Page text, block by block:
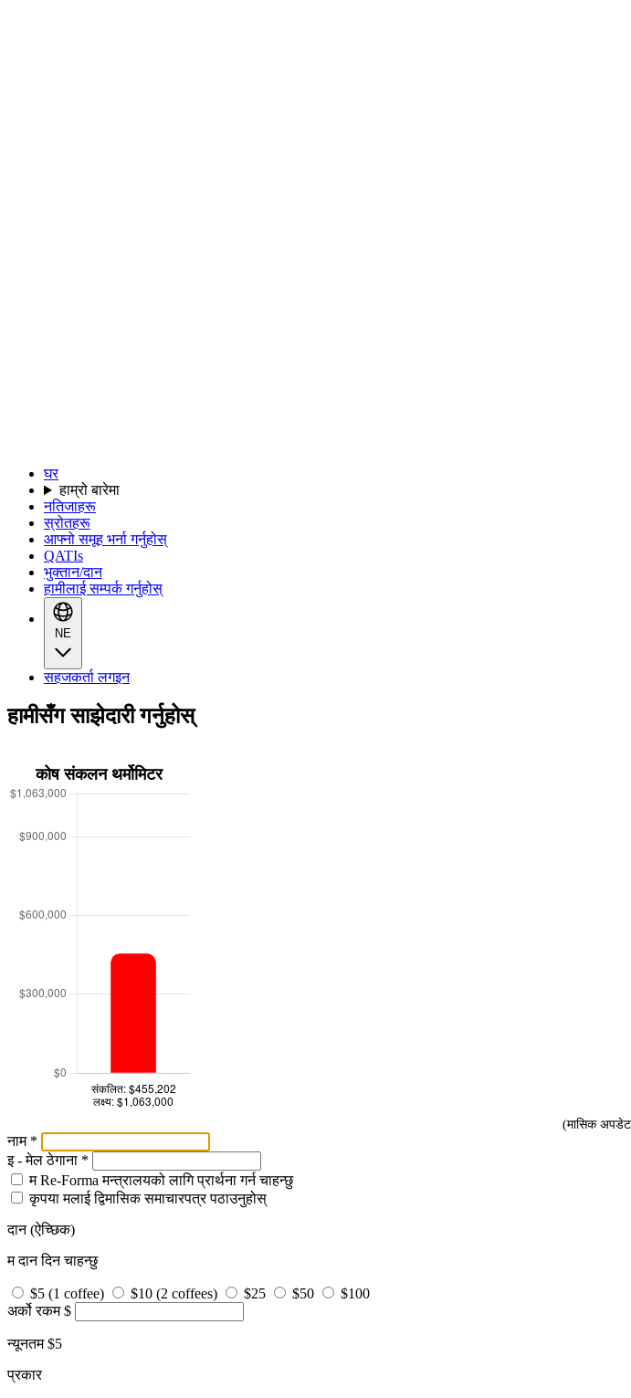
घर
हाम्रो बारेमा
नतिजाहरू
स्रोतहरू
आफ्नो समूह भर्ना गर्नुहोस्
QATIs
भुक्तान/दान
हामीलाई सम्पर्क गर्नुहोस्
NE
सहजकर्ता लगइन
हामीसँग साझेदारी गर्नुहोस्
(मासिक अपडेट
नाम *
इ - मेल ठेगाना *
म Re-Forma मन्त्रालयको लागि प्रार्थना गर्न चाहन्छु
कृपया मलाई द्विमासिक समाचारपत्र पठाउनुहोस्
दान(ऐच्छिक)
म दान दिन चाहन्छु
$5 (1 coffee) $10 (2 coffees) $25 $50
$100
अर्को रकम $
न्यूनतम $5
प्रकार